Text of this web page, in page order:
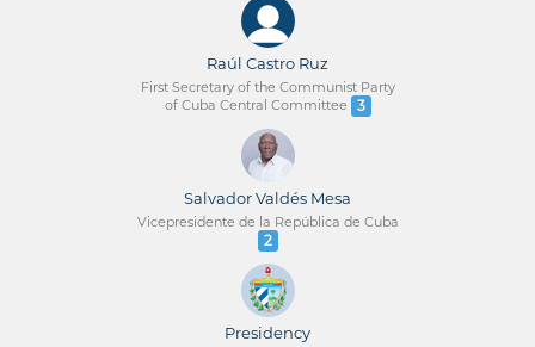
Raúl Castro Ruz
First Secretary of the Communist Party
of Cuba Central Committee
3
Salvador Valdés Mesa
Vicepresidente de la República de Cuba
2
Presidency